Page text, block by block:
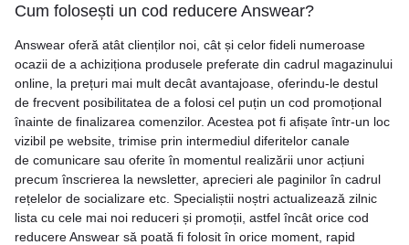
Cum folosești un cod reducere Answear?
Answear oferă atât clienților noi, cât și celor fideli numeroase
ocazii de a achiziționa produsele preferate din cadrul magazinului
online, la prețuri mai mult decât avantajoase, oferindu-le destul
de frecvent posibilitatea de a folosi cel puțin un cod promoțional
înainte de finalizarea comenzilor. Acestea pot fi afișate într-un loc
vizibil pe website, trimise prin intermediul diferitelor canale
de comunicare sau oferite în momentul realizării unor acțiuni
precum înscrierea la newsletter, aprecieri ale paginilor în cadrul
rețelelor de socializare etc. Specialiștii noștri actualizează zilnic
lista cu cele mai noi reduceri și promoții, astfel încât orice cod
reducere Answear să poată fi folosit în orice moment, rapid